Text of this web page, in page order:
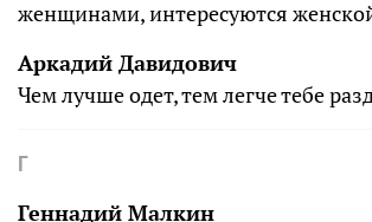
женщинами, интересуются
Аркадий Давидович
Чем лучше одет, тем легче тебе
Г
Геннадий Малкин